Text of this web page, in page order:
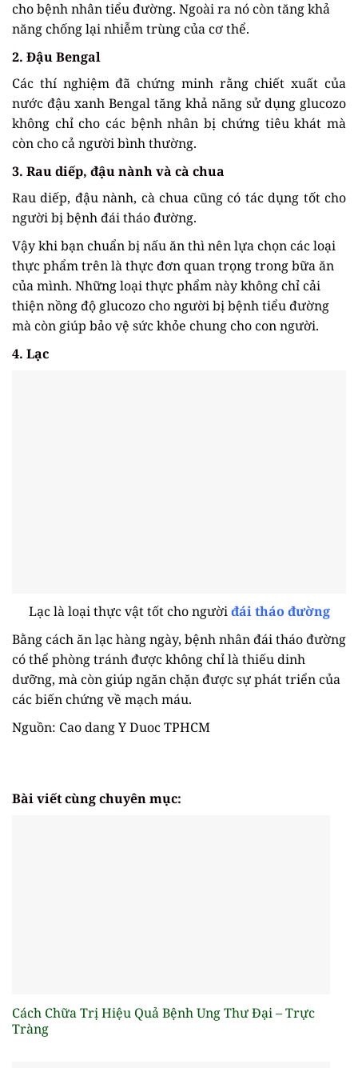
cho bệnh nhân tiểu đường. Ngoài ra nó còn tăng khả
năng chống lại nhiễm trùng của cơ thể.
2. Đậu Bengal
Các thí nghiệm đã chứng minh rằng chiết xuất của
nước đậu xanh Bengal tăng khả năng sử dụng glucozo
không chỉ cho các bệnh nhân bị chứng tiêu khát mà
còn cho cả người bình thường.
3. Rau diếp, đậu nành và cà chua
Rau diếp, đậu nành, cà chua cũng có tác dụng tốt cho
người bị bệnh đái tháo đường.
Vậy khi bạn chuẩn bị nấu ăn thì nên lựa chọn các loại
thực phẩm trên là thực đơn quan trọng trong bữa ăn
của mình. Những loại thực phẩm này không chỉ cải
thiện nồng độ glucozo cho người bị bệnh tiểu đường
mà còn giúp bảo vệ sức khỏe chung cho con người.
4. Lạc
Lạc là loại thực vật tốt cho ngườiđái tháo đường
Bằng cách ăn lạc hàng ngày, bệnh nhân đái tháo đường
có thể phòng tránh được không chỉ là thiếu dinh
dưỡng, mà còn giúp ngăn chặn được sự phát triển của
các biến chứng về mạch máu.
Nguồn: Cao dang Y Duoc TPHCM
Bài viết cùng chuyên mục:
Cách Chữa Trị Hiệu Quả Bệnh Ung Thư Đại – Trực
Tràng